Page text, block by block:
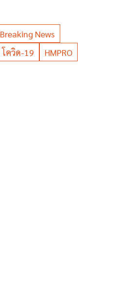
Breaking News
โควิด-19
HMPRO